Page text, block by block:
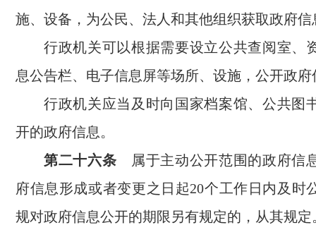
施、设备，为公民、法人和其他组织获取政府
行政机关可以根据需要设立公共查阅室、
息公告栏、电子信息屏等场所、设施，公开政府
行政机关应当及时向国家档案馆、公共图
开的政府信息。
第二十六条 属于主动公开范围的政府信
府信息形成或者变更之日起20个工作日内及时
规对政府信息公开的期限另有规定的，从其规定